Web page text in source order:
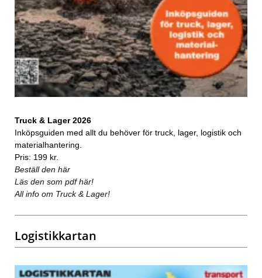
Truck & Lager 2026
Inköpsguiden med allt du behöver för truck, lager, logistik och
materialhantering.
Pris: 199 kr.
Beställ den här
Läs den som pdf här!
All info om Truck & Lager!
Logistikkartan